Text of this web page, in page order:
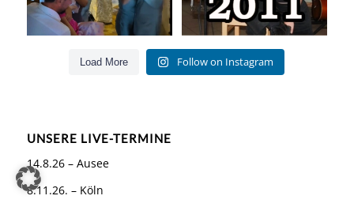
Load More Follow on Instagram
UNSERE LIVE-TERMINE
14.8.26 – Ausee
8.11.26. – Köln